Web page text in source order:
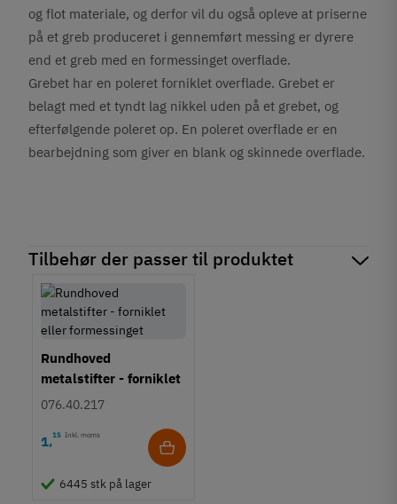
og flot materiale, og derfor vil du også opleve at priserne
på et greb produceret i gennemført messing er dyrere
end et greb med en formessinget overflade.
Grebet har en poleret forniklet overflade. Grebet er
belagt med et tyndt lag nikkel uden på et grebet, og
efterfølgende poleret op. En poleret overflade er en
bearbejdning som giver en blank og skinnede overflade.
Tilbehør der passer til produktet
Rundhoved
metalstifter - forniklet
eller formessinget
076.40.217
1,15 Inkl. moms
6445 stk på lager